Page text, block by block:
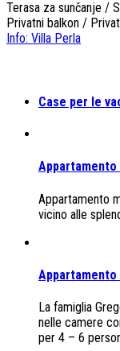
Terasa za sunčanje /
Privatni balkon /
Info: Villa Perla
Case per le
Appartamento
Appartamento
vicino alle
Appartamento
La famiglia
nelle camere
per 4 – 6